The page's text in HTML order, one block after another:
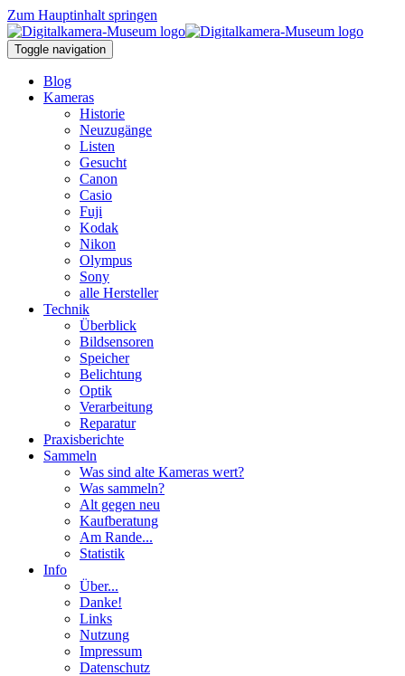
Zum Hauptinhalt springen
Toggle navigation
Blog
Kameras
Historie
Neuzugänge
Listen
Gesucht
Canon
Casio
Fuji
Kodak
Nikon
Olympus
Sony
alle Hersteller
Technik
Überblick
Bildsensoren
Speicher
Belichtung
Optik
Verarbeitung
Reparatur
Praxisberichte
Sammeln
Was sind alte Kameras wert?
Was sammeln?
Alt gegen neu
Kaufberatung
Am Rande...
Statistik
Info
Über...
Danke!
Links
Nutzung
Impressum
Datenschutz